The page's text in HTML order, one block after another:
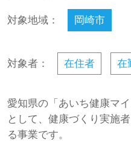
対象地域： 岡崎市
対象者： 在住者 在
愛知県の「あいち健康マ
として、健康づくり実施
る事業です。